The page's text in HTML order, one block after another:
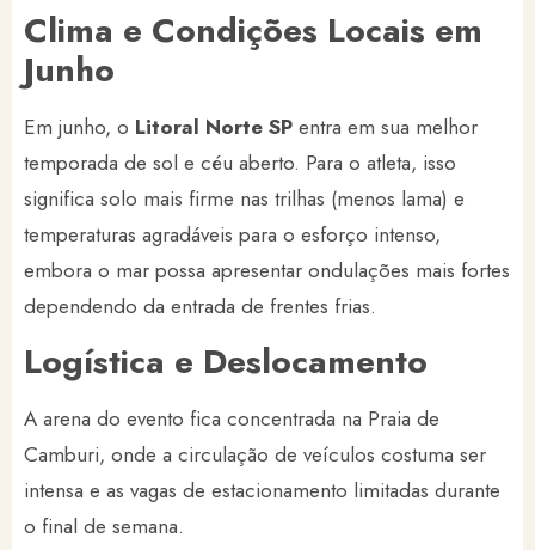
Clima e Condições Locais em
Junho
Em junho, o Litoral Norte SP entra em sua melhor
temporada de sol e céu aberto. Para o atleta, isso
significa solo mais firme nas trilhas (menos lama) e
temperaturas agradáveis para o esforço intenso,
embora o mar possa apresentar ondulações mais fortes
dependendo da entrada de frentes frias.
Logística e Deslocamento
A arena do evento fica concentrada na Praia de
Camburi, onde a circulação de veículos costuma ser
intensa e as vagas de estacionamento limitadas durante
o final de semana.